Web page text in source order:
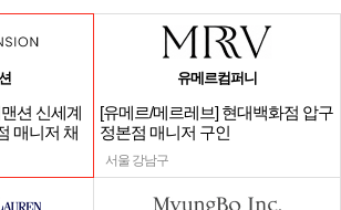
션 신세계
매니저 채
유메르컴퍼니
[유메르/메르레브] 현대백화점 압구
정본점 매니저 구인
서울 강남구